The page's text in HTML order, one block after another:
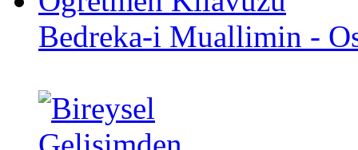
Bedreka-i Muallimin -